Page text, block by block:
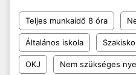
Teljes munkaidő 8 óra
Általános iskola
OKJ Nem szükséges